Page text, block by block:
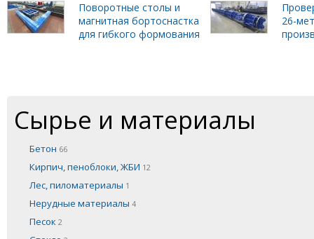
Поворотные столы и
магнитная бортоснастка
для гибкого формования
26-
Сырье и материалы
Бетон 66
Кирпич, пеноблоки, ЖБИ 12
Лес, пиломатериалы 1
Нерудные материалы 4
Песок 2